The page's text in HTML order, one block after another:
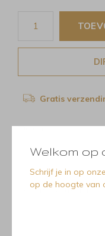
Welkom op
Schrijf je in op
op de hoogte van
Gratis
Delen
Recente artikelen